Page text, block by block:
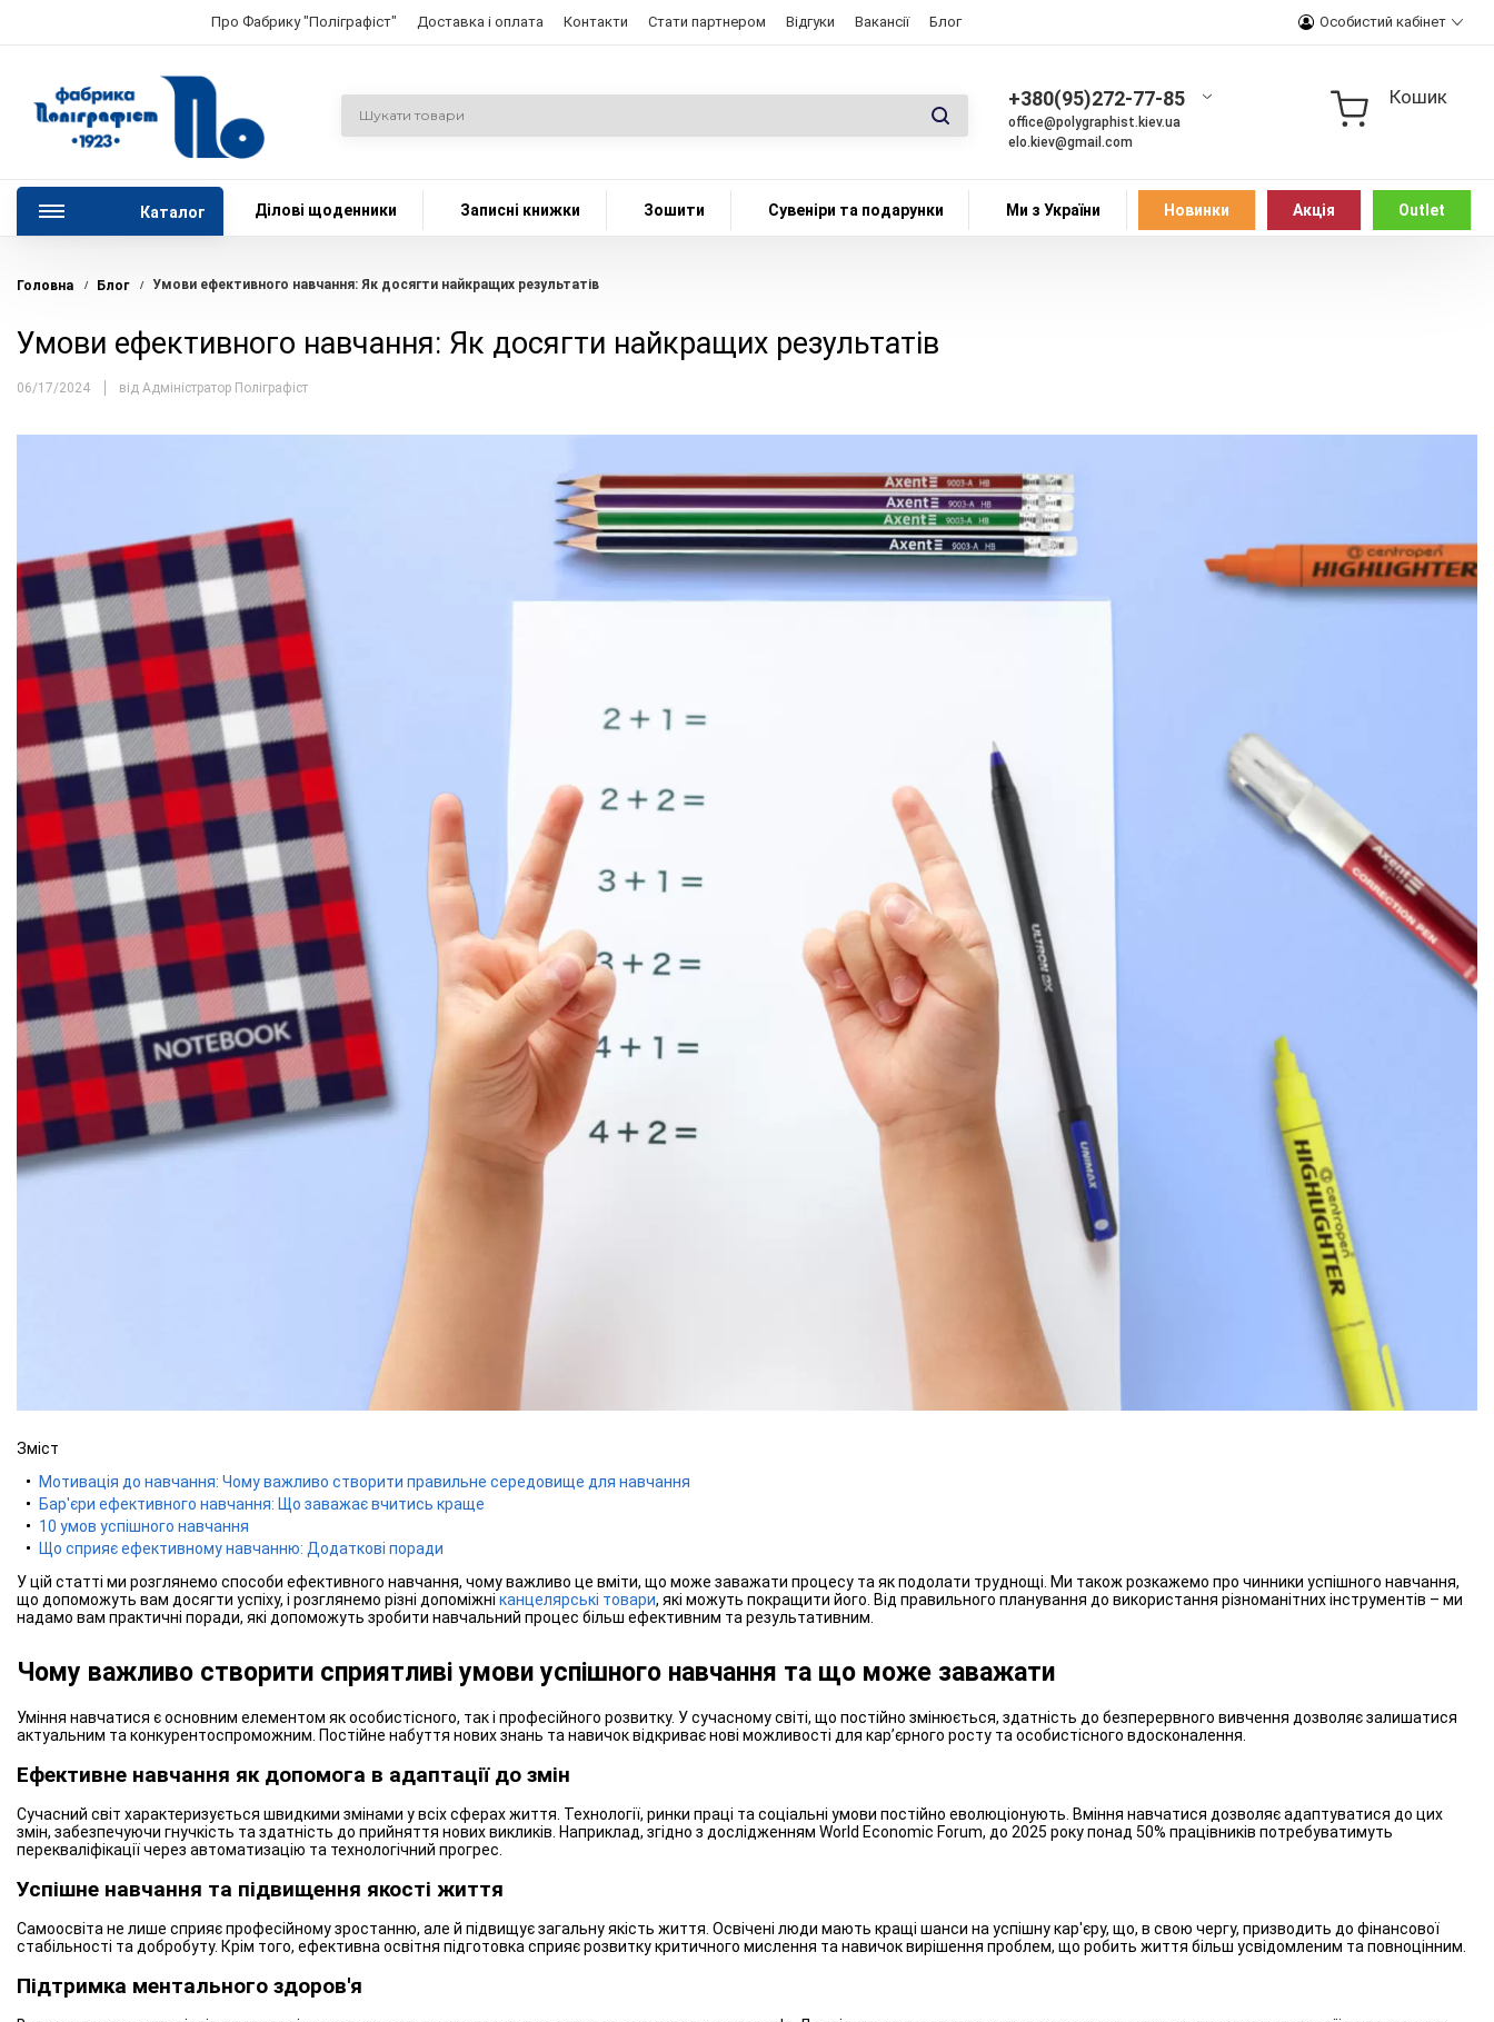
Про Фабрику "Поліграфіст" Доставка і оплата Контакти Стати партнером Відгуки Вакансії Блог Особистий кабінет
+380(95)272-77-85
office@polygraphist.kiev.ua
elo.kiev@gmail.com
Кошик
Каталог Ділові щоденники Записні книжки Зошити Сувеніри та подарунки Ми з України Новинки Акція Outlet
Головна Блог Умови ефективного навчання: Як досягти найкращих результатів
Умови ефективного навчання: Як досягти найкращих результатів
06/17/2024 від Адміністратор Поліграфіст
Зміст
Мотивація до навчання: Чому важливо створити правильне середовище для навчання
Бар'єри ефективного навчання: Що заважає вчитись краще
10 умов успішного навчання
Що сприяє ефективному навчанню: Додаткові поради
У цій статті ми розглянемо способи ефективного навчання, чому важливо це вміти, що може заважати процесу та як подолати труднощі. Ми також розкажемо про чинники успішного навчання,
що допоможуть вам досягти успіху, і розглянемо різні допоміжні канцелярські товари, які можуть покращити його. Від правильного планування до використання різноманітних інструментів – ми
надамо вам практичні поради, які допоможуть зробити навчальний процес більш ефективним та результативним.
Чому важливо створити сприятливі умови успішного навчання та що може заважати
Уміння навчатися є основним елементом як особистісного, так і професійного розвитку. У сучасному світі, що постійно змінюється, здатність до безперервного вивчення дозволяє залишатися
актуальним та конкурентоспроможним. Постійне набуття нових знань та навичок відкриває нові можливості для кар’єрного росту та особистісного вдосконалення.
Ефективне навчання як допомога в адаптації до змін
Сучасний світ характеризується швидкими змінами у всіх сферах життя. Технології, ринки праці та соціальні умови постійно еволюціонують. Вміння навчатися дозволяє адаптуватися до цих
змін, забезпечуючи гнучкість та здатність до прийняття нових викликів. Наприклад, згідно з дослідженням World Economic Forum, до 2025 року понад 50% працівників потребуватимуть
перекваліфікації через автоматизацію та технологічний прогрес.
Успішне навчання та підвищення якості життя
Самоосвіта не лише сприяє професійному зростанню, але й підвищує загальну якість життя. Освічені люди мають кращі шанси на успішну кар'єру, що, в свою чергу, призводить до фінансової
стабільності та добробуту. Крім того, ефективна освітня підготовка сприяє розвитку критичного мислення та навичок вирішення проблем, що робить життя більш усвідомленим та повноцінним.
Підтримка ментального здоров'я